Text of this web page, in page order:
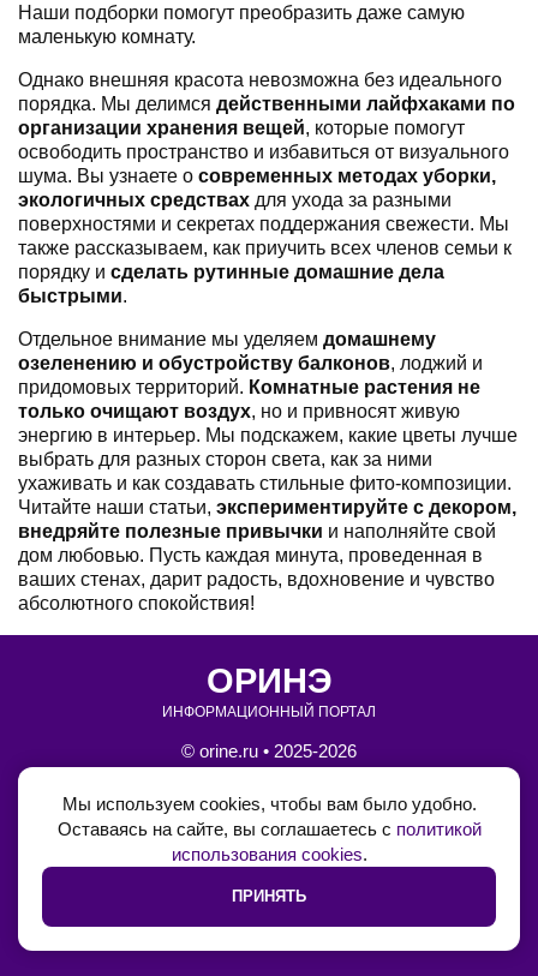
Наши подборки помогут преобразить даже самую
маленькую комнату.
Однако внешняя красота невозможна без идеального
порядка. Мы делимся действенными лайфхаками по
организации хранения вещей, которые помогут
освободить пространство и избавиться от визуального
шума. Вы узнаете о современных методах уборки,
экологичных средствах для ухода за разными
поверхностями и секретах поддержания свежести. Мы
также рассказываем, как приучить всех членов семьи к
порядку и сделать рутинные домашние дела
быстрыми.
Отдельное внимание мы уделяем домашнему
озеленению и обустройству балконов, лоджий и
придомовых территорий. Комнатные растения не
только очищают воздух, но и привносят живую
энергию в интерьер. Мы подскажем, какие цветы лучше
выбрать для разных сторон света, как за ними
ухаживать и как создавать стильные фито-композиции.
Читайте наши статьи, экспериментируйте с декором,
внедряйте полезные привычки и наполняйте свой
дом любовью. Пусть каждая минута, проведенная в
ваших стенах, дарит радость, вдохновение и чувство
абсолютного спокойствия!
ОРИНЭ
ИНФОРМАЦИОННЫЙ ПОРТАЛ
© orine.ru • 2025-2026
Блог на Boosty
Обратная связь
Политика использования cookie
Политика конфеденциальности
Мы используем cookies, чтобы вам было удобно.
Оставаясь на сайте, вы соглашаетесь с политикой
использования cookies.
ПРИНЯТЬ